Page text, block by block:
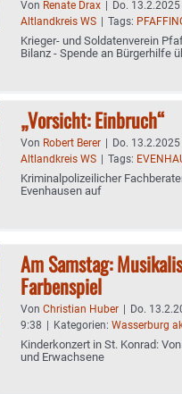
Von Renate Drax | Do.
Altlandkreis WS | Tags:
Krieger- und Soldatenverein
Bilanz - Spende an Bürgerhilfe
„Vorsicht: Einbruch“
Von Robert Berer | Do.
Altlandkreis WS | Tags:
Kriminalpolizeilicher
Evenhausen auf
Am Samstag:
Farbenspiel
Von Christian Huber | Do.
9:38 | Kategorien: Wasserburg
Kinderkonzert in St. Konrad:
und Erwachsene